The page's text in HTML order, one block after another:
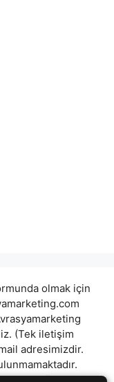
olmak için
(Tek iletişim
adresimizdir.